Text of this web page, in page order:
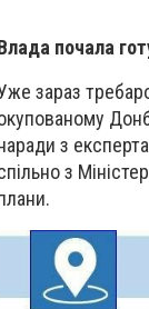
почала
зараз
з
з